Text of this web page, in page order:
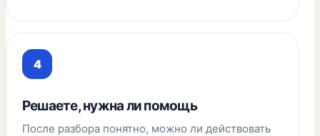
Решаете, нужна ли помощь
После разбора понятно, можно ли действовать